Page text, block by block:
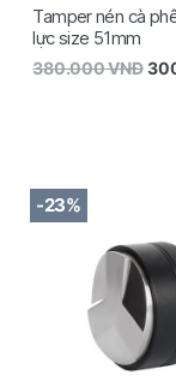
Tamper nén cà
lực size 51mm
380.000VNĐ
-23%